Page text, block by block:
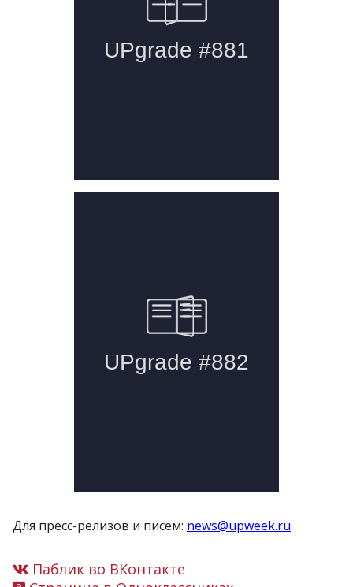
Для пресс-релизов и писем: news@upweek.ru
Паблик во ВКонтакте